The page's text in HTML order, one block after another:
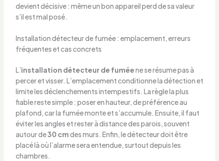
devient décisive : même un bon appareil perd de sa valeur
s’il est mal posé.
Installation détecteur de fumée : emplacement, erreurs
fréquentes et cas concrets
L’installation détecteur de fuméene se résume pas à
percer et visser. L’emplacement conditionne la détection et
limite les déclenchements intempestifs. La règle la plus
fiable reste simple : poser en hauteur, de préférence au
plafond, car la fumée monte et s’accumule. Ensuite, il faut
éviter les angles et rester à distance des parois, souvent
autour de30 cmdes murs. Enfin, le détecteur doit être
placé là où l’alarme sera entendue, surtout depuis les
chambres.